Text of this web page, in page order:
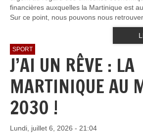
financières auxquelles la Martinique est
Sur ce point, nous pouvons nous retrouver.
SPORT
J’AI UN RÊVE : LA
MARTINIQUE AU
2030 !
Lundi, juillet 6, 2026 - 21:04